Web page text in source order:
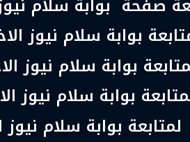
بوابة سلام نيوز
بوابة سلام نيوز
بوابة سلام نيوز
لمتابعة بوابة سلام نيوز